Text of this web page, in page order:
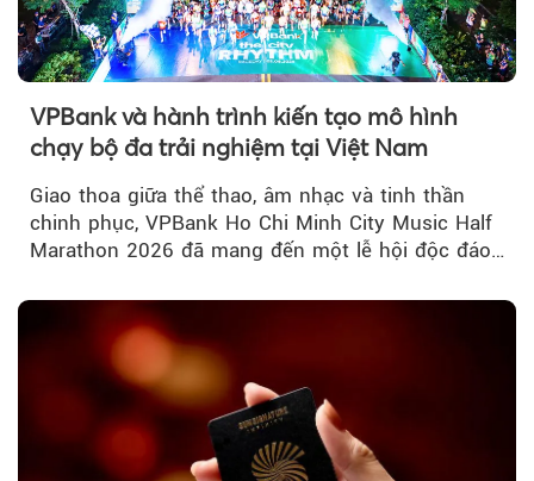
VPBank và hành trình kiến tạo mô hình
chạy bộ đa trải nghiệm tại Việt Nam
Giao thoa giữa thể thao, âm nhạc và tinh thần
chinh phục, VPBank Ho Chi Minh City Music Half
Marathon 2026 đã mang đến một lễ hội độc đáo